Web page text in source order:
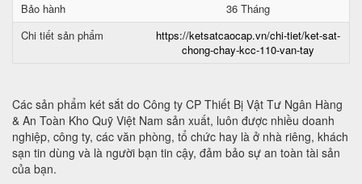
Bảo hành
36 Tháng
Chi tiết sản phẩm
https://ketsatcaocap.vn/chi-tiet/ket-sat-
chong-chay-kcc-110-van-tay
Các sản phẩm két sắt do Công ty CP Thiết Bị Vật Tư Ngân Hàng
& An Toàn Kho Quỹ Việt Nam sản xuất, luôn được nhiều doanh
nghiệp, công ty, các văn phòng, tổ chức hay là ở nhà riêng, khách
sạn tin dùng và là người bạn tin cậy, đảm bảo sự an toàn tài sản
của bạn.